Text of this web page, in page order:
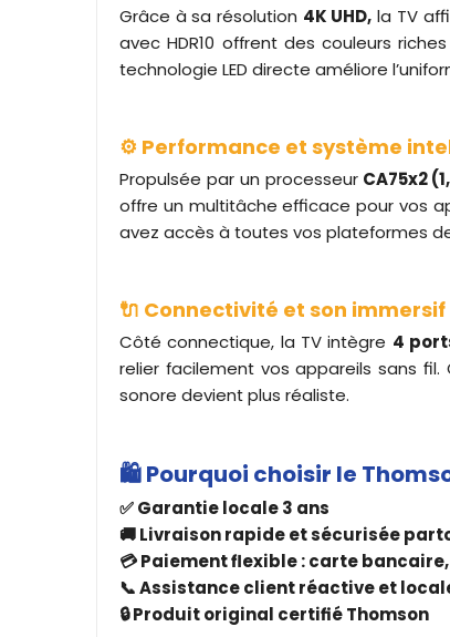
Grâce à sa résolution 4K UHD, la TV
avec HDR10 offrent des couleurs
technologie LED directe améliore
⚙️ Performance et système
Propulsée par un processeurCA75x2
offre un multitâche efficace pour vos
avez accès à toutes vos plateformes
🔌 Connectivité et son immersif
Côté connectique, la TV intègre 4
relier facilement vos appareils sans
sonore devient plus réaliste.
🛍️ Pourquoi choisir le
✅ Garantie locale 3 ans
🚚 Livraison rapide et sécurisée
💳 Paiement flexible : carte
📞 Assistance client réactive et
🔒 Produit original certifié Thomson